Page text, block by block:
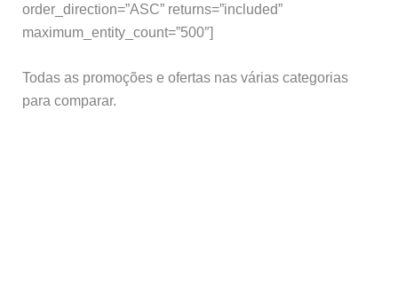
order_direction=”ASC” returns=”included”
maximum_entity_count=”500″]
Todas as promoções e ofertas nas várias categorias
para comparar.